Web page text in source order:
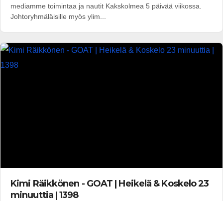
mediamme toimintaa ja nautit Kakskolmea 5 päivää viikossa.
Johtoryhmäläisille myös ylim...
Kimi Räikkönen - GOAT | Heikelä & Koskelo 23
minuuttia | 1398